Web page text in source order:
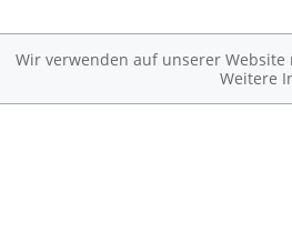
Wir verwenden auf unserer
Weitere